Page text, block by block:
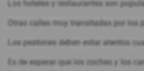
Los hoteles y restaurantes son
Otras calles muy transitadas por los
Los peatones deben estar atentos
Es de esperar que los coches y los